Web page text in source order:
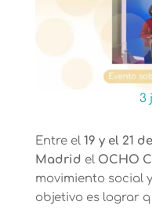
3
Entre el 19 y el 21
Madrid el OCHO
movimiento social
objetivo es lograr